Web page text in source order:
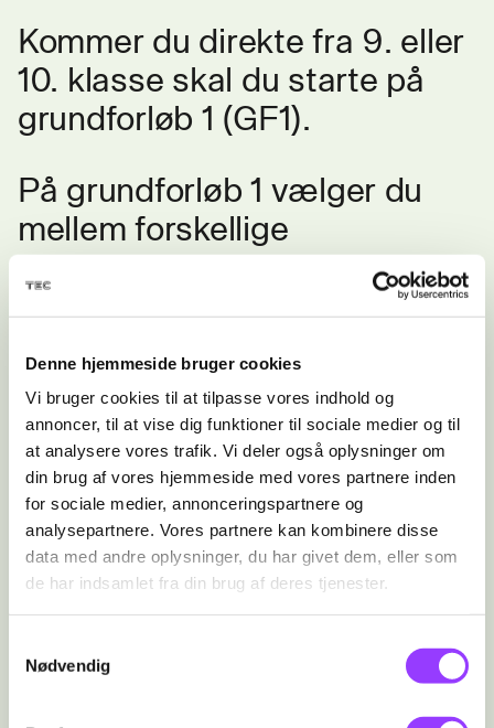
Denne hjemmeside bruger cookies
Vi bruger cookies til at tilpasse vores indhold og
annoncer, til at vise dig funktioner til sociale medier og til
at analysere vores trafik. Vi deler også oplysninger om
din brug af vores hjemmeside med vores partnere inden
for sociale medier, annonceringspartnere og
analysepartnere. Vores partnere kan kombinere disse
data med andre oplysninger, du har givet dem, eller som
de har indsamlet fra din brug af deres tjenester.
Nødvendig
Kommer du direkte fra 9. eller
10. klasse skal du starte på
grundforløb 1 (GF1).
På grundforløb 1 vælger du
mellem forskellige
fagretninger. Læs mere om
vores forskellige fagretninger
Grundforløb 2 (GF2)
20 uger